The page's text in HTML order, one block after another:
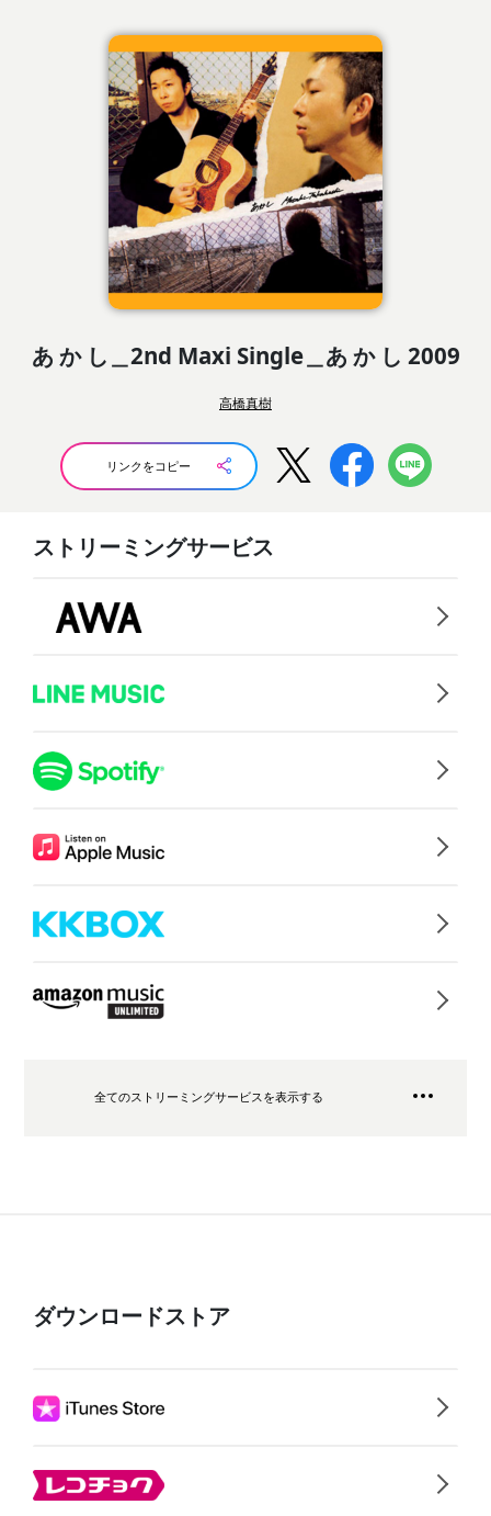
あ か し＿2nd Maxi Single＿あ か し 2009
高橋真樹
リンクをコピー
ストリーミングサービス
全てのストリーミングサービスを表示する
ダウンロードストア